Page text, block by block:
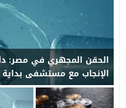
اكتشف الإمارات العربية
والشواطئ والمتعة في رأس